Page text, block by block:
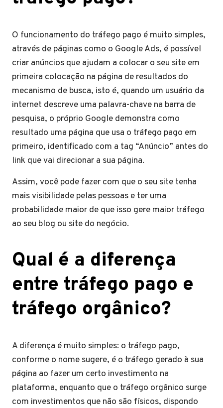
O funcionamento do tráfego pago é muito simples,
através de páginas como o Google Ads, é possível
criar anúncios que ajudam a colocar o seu site em
primeira colocação na página de resultados do
mecanismo de busca, isto é, quando um usuário da
internet descreve uma palavra-chave na barra de
pesquisa, o próprio Google demonstra como
resultado uma página que usa o tráfego pago em
primeiro, identificado com a tag “Anúncio” antes do
link que vai direcionar a sua página.
Assim, você pode fazer com que o seu site tenha
mais visibilidade pelas pessoas e ter uma
probabilidade maior de que isso gere maior tráfego
ao seu blog ou site do negócio.
Qual é a diferença
entre tráfego pago e
tráfego orgânico?
A diferença é muito simples: o tráfego pago,
conforme o nome sugere, é o tráfego gerado à sua
página ao fazer um certo investimento na
plataforma, enquanto que o tráfego orgânico surge
com investimentos que não são físicos, dispondo